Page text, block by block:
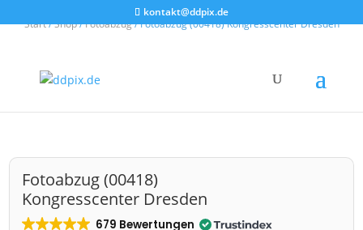
kontakt@ddpix.de
Start/Shop/Fotoabzug/ Fotoabzug (00418) Kongresscenter Dresden
Fotoabzug (00418)
Kongresscenter Dresden
679 Bewertungen